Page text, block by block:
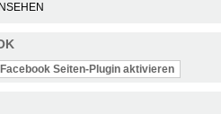
Facebook Seiten-Plugin aktivieren